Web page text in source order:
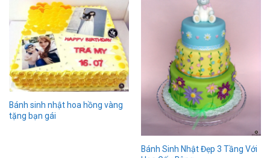
Bánh sinh nhật hoa hồng vàng
tặng bạn gái
Bánh Sinh Nhật Đẹp 3 Tầng Với